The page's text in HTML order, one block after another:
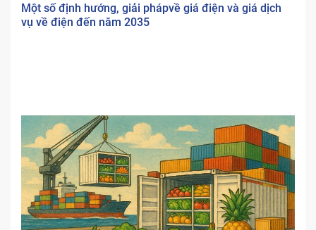
Một số định hướng, giải phápvề giá điện và giá dịch
vụ về điện đến năm 2035